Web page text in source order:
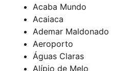
Acaba Mundo
Acaiaca
Ademar Maldonado
Aeroporto
Águas Claras
Alípio de Melo